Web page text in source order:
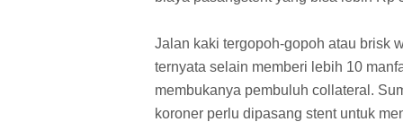
Jalan kaki tergopoh-gopoh atau brisk
ternyata selain memberi lebih 10
membukanya pembuluh collateral.
koroner perlu dipasang stent untuk